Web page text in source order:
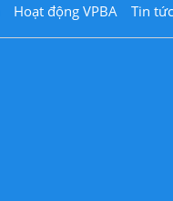
Hoạt động VPBA Tin tức